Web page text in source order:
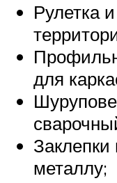
Рулетка
для
металлу;